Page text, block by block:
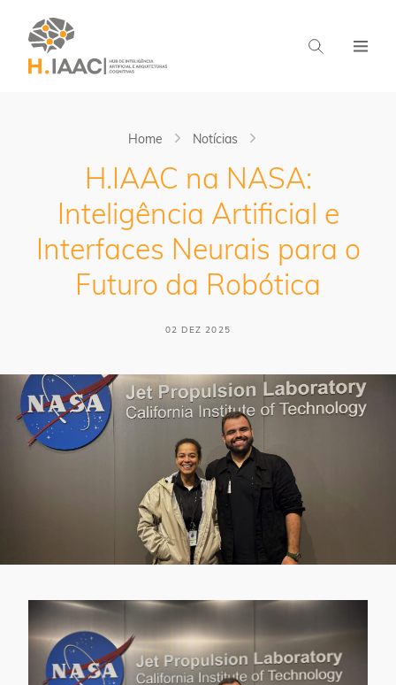
Home Notícias
H.IAAC na NASA:
Inteligência Artificial e
Interfaces Neurais para o
Futuro da Robótica
02 DEZ 2025